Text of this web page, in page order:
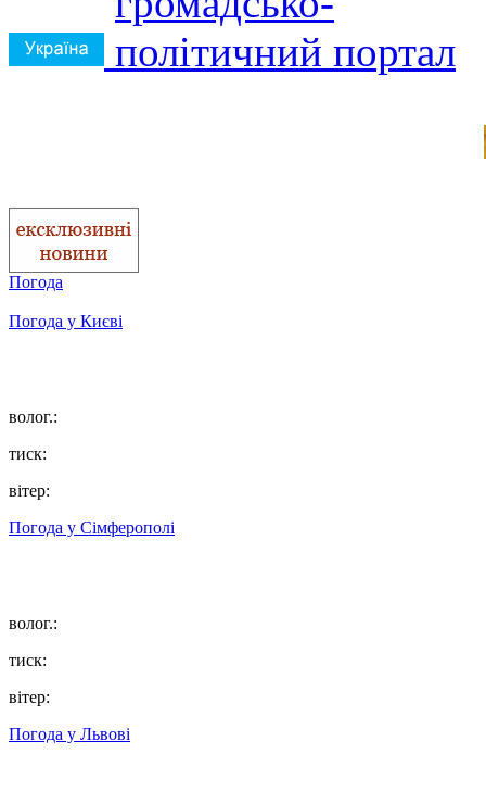
Погода
Погода у Києві
волог.:
тиск:
вітер:
Погода у Сімферополі
волог.:
тиск:
вітер:
Погода у Львові